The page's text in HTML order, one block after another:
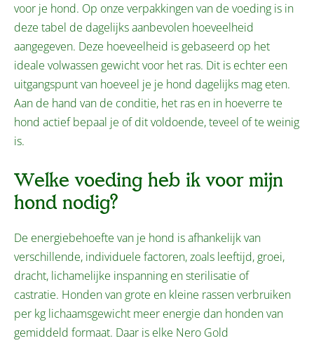
voor je hond. Op onze verpakkingen van de voeding is in
deze tabel de dagelijks aanbevolen hoeveelheid
aangegeven. Deze hoeveelheid is gebaseerd op het
ideale volwassen gewicht voor het ras. Dit is echter een
uitgangspunt van hoeveel je je hond dagelijks mag eten.
Aan de hand van de conditie, het ras en in hoeverre te
hond actief bepaal je of dit voldoende, teveel of te weinig
is.
Welke voeding heb ik voor mijn
hond nodig?
De energiebehoefte van je hond is afhankelijk van
verschillende, individuele factoren, zoals leeftijd, groei,
dracht, lichamelijke inspanning en sterilisatie of
castratie. Honden van grote en kleine rassen verbruiken
per kg lichaamsgewicht meer energie dan honden van
gemiddeld formaat. Daar is elke Nero Gold